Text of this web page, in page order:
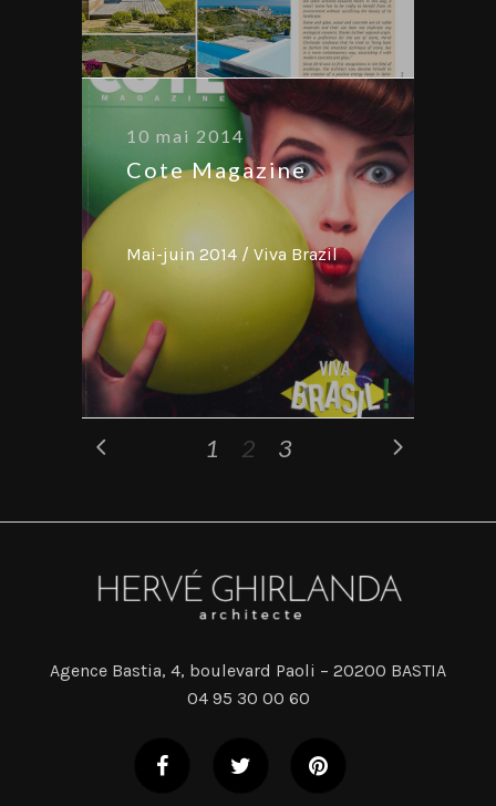
10 mai 2014
Cote Magazine
Mai-juin 2014 / Viva Brazil
1 2 3
Agence Bastia, 4, boulevard Paoli – 20200 BASTIA
04 95 30 00 60